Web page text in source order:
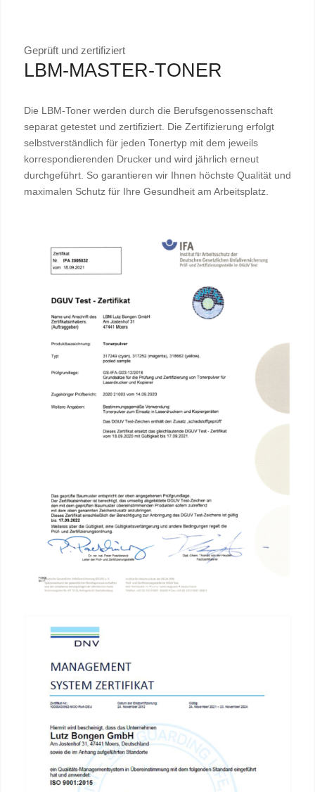
Geprüft und zertifiziert
LBM-MASTER-TONER
Die LBM-Toner werden durch die Berufsgenossenschaft
separat getestet und zertifiziert. Die Zertifizierung erfolgt
selbstverständlich für jeden Tonertyp mit dem jeweils
korrespondierenden Drucker und wird jährlich erneut
durchgeführt. So garantieren wir Ihnen höchste Qualität und
maximalen Schutz für Ihre Gesundheit am Arbeitsplatz.